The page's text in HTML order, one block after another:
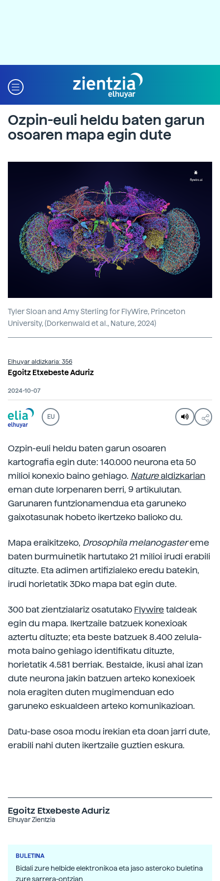
Ozpin-euli heldu baten garun
osoaren mapa egin dute
Tyler Sloan and Amy Sterling for FlyWire, Princeton
University, (Dorkenwald et al., Nature, 2024)
Elhuyar aldizkaria: 356
Egoitz Etxebeste Aduriz
2024-10-07
EU
Ozpin-euli heldu baten garun osoaren
kartografia egin dute: 140.000 neurona eta 50
milioi konexio baino gehiago. Naturealdizkarian
eman dute lorpenaren berri, 9 artikulutan.
Garunaren funtzionamendua eta garuneko
gaixotasunak hobeto ikertzeko balioko du.
Mapa eraikitzeko, Drosophila melanogastereme
baten burmuinetik hartutako 21 milioi irudi erabili
dituzte. Eta adimen artifizialeko eredu batekin,
irudi horietatik 3Dko mapa bat egin dute.
300 bat zientzialariz osatutako Flywire taldeak
egin du mapa. Ikertzaile batzuek konexioak
aztertu dituzte; eta beste batzuek 8.400 zelula-
mota baino gehiago identifikatu dituzte,
horietatik 4.581 berriak. Bestalde, ikusi ahal izan
dute neurona jakin batzuen arteko konexioek
nola eragiten duten mugimenduan edo
garuneko eskualdeen arteko komunikazioan.
Datu-base osoa modu irekian eta doan jarri dute,
erabili nahi duten ikertzaile guztien eskura.
Egoitz Etxebeste Aduriz
Elhuyar Zientzia
BULETINA
Bidali zure helbide elektronikoa eta jaso asteroko buletina
zure sarrera-ontzian